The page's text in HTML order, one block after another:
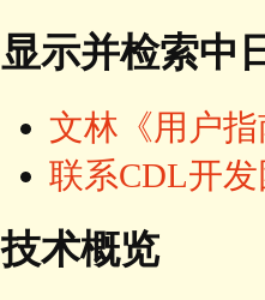
显示并检索中
文林《用户
联系CDL开
技术概览